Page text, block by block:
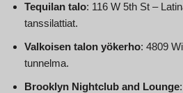
Tequilan talo: 116 W 5th St –
tanssilattiat.
Valkoisen talon yökerho: 4809
tunnelma.
Brooklyn Nightclub and Lounge